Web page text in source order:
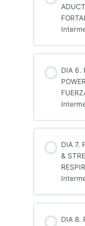
DIA 6.
DIA 7.
&
DIA 8.